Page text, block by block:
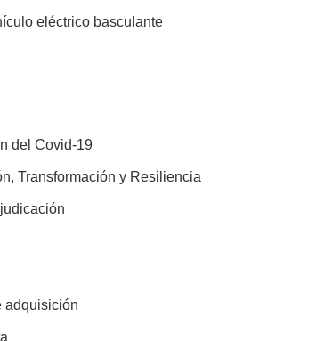
eléctrico basculante
del Covid-19
Transformación y Resiliencia
adquisición